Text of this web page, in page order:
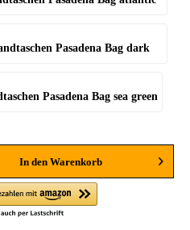
In den Warenkorb